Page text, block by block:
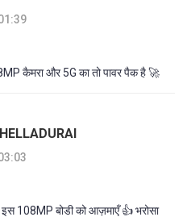
कैमरा और 5G का तो पावर पैक है 🚀
108MP बोडी को आज़माएँ 👍 भरोसा